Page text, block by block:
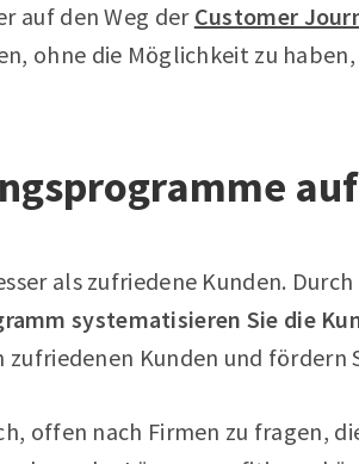
auf den Weg der Customer
ohne die Möglichkeit zu
als zufriedene Kunden.
systematisieren Sie die
zufriedenen Kunden und fördern
offen nach Firmen zu fragen,